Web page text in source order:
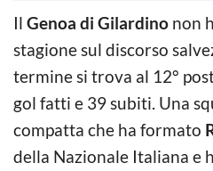
Il Genoa di Gilardino non
stagione sul discorso
termine si trova al 12°
gol fatti e 39 subiti. Una
compatta che ha formato
della Nazionale Italiana e